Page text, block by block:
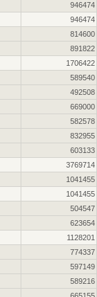
946474
946474
814600
891822
1706422
589540
492508
669000
582578
832955
603133
3769714
1041455
1041455
504547
623654
1128201
774337
597149
589216